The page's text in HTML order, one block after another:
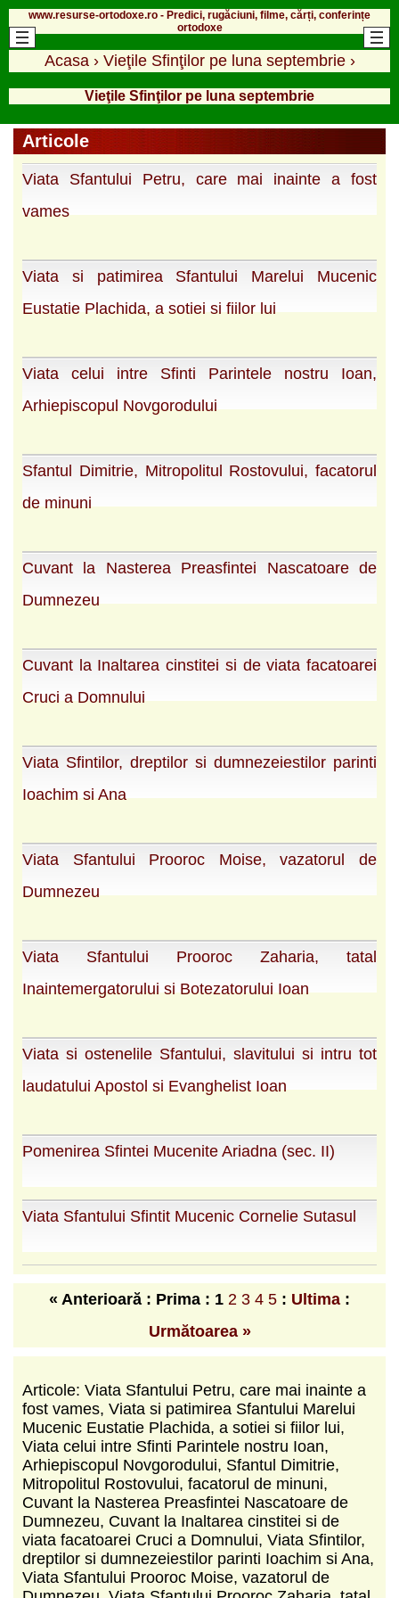
www.resurse-ortodoxe.ro - Predici, rugăciuni, filme, cărți, conferințe
ortodoxe
Acasa › Vieţile Sfinţilor pe luna septembrie ›
Vieţile Sfinţilor pe luna septembrie
Articole
Viata Sfantului Petru, care mai inainte a fost
vames
Viata si patimirea Sfantului Marelui Mucenic
Eustatie Plachida, a sotiei si fiilor lui
Viata celui intre Sfinti Parintele nostru Ioan,
Arhiepiscopul Novgorodului
Sfantul Dimitrie, Mitropolitul Rostovului, facatorul
de minuni
Cuvant la Nasterea Preasfintei Nascatoare de
Dumnezeu
Cuvant la Inaltarea cinstitei si de viata facatoarei
Cruci a Domnului
Viata Sfintilor, dreptilor si dumnezeiestilor parinti
Ioachim si Ana
Viata Sfantului Prooroc Moise, vazatorul de
Dumnezeu
Viata Sfantului Prooroc Zaharia, tatal
Inaintemergatorului si Botezatorului Ioan
Viata si ostenelile Sfantului, slavitului si intru tot
laudatului Apostol si Evanghelist Ioan
Pomenirea Sfintei Mucenite Ariadna (sec. II)
Viata Sfantului Sfintit Mucenic Cornelie Sutasul
« Anterioară : Prima : 1 2 3 4 5 : Ultima :
Următoarea »
Articole: Viata Sfantului Petru, care mai inainte a
fost vames, Viata si patimirea Sfantului Marelui
Mucenic Eustatie Plachida, a sotiei si fiilor lui,
Viata celui intre Sfinti Parintele nostru Ioan,
Arhiepiscopul Novgorodului, Sfantul Dimitrie,
Mitropolitul Rostovului, facatorul de minuni,
Cuvant la Nasterea Preasfintei Nascatoare de
Dumnezeu, Cuvant la Inaltarea cinstitei si de
viata facatoarei Cruci a Domnului, Viata Sfintilor,
dreptilor si dumnezeiestilor parinti Ioachim si Ana,
Viata Sfantului Prooroc Moise, vazatorul de